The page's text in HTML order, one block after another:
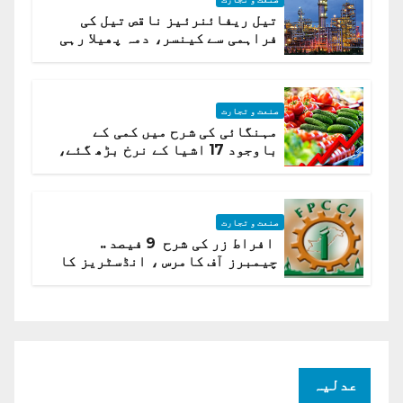
تیل ریفائنرئیز ناقص تیل کی
فراہمی سے کینسر، دمہ پھیلا رہی
صنعت و تجارت
مہنگائی کی شرح میں کمی کے
باوجود 17 اشیا کے نرخ بڑھ گئے،
صنعت و تجارت
افراط زر کی شرح 9 فیصد ..
چیمبرز آف کامرس ، انڈسٹریز کا
عدلیہ